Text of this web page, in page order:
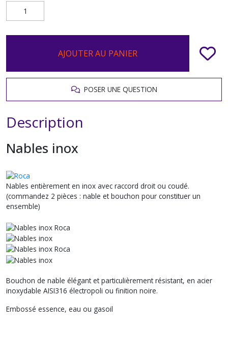
AJOUTER AU PANIER
POSER UNE QUESTION
Description
Nables inox
Nables entièrement en inox avec raccord droit ou coudé.
(commandez 2 pièces : nable et bouchon pour constituer un
ensemble)
Bouchon de nable élégant et particulièrement résistant, en acier
inoxydable AISI316 électropoli ou finition noire.
Embossé essence, eau ou gasoil